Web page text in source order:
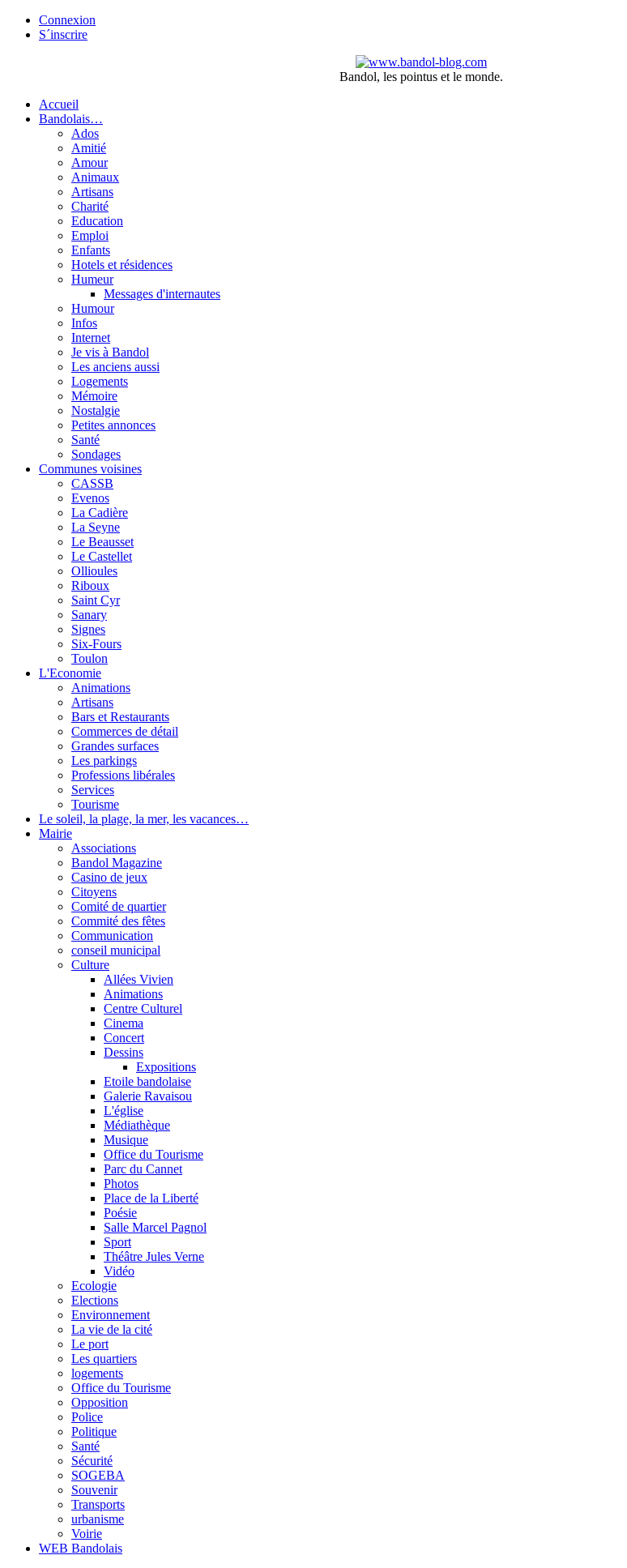
Connexion
S´inscrire
Bandol, les pointus et le monde.
Accueil
Bandolais…
Ados
Amitié
Amour
Animaux
Artisans
Charité
Education
Emploi
Enfants
Hotels et résidences
Humeur
Messages d'internautes
Humour
Infos
Internet
Je vis à Bandol
Les anciens aussi
Logements
Mémoire
Nostalgie
Petites annonces
Santé
Sondages
Communes voisines
CASSB
Evenos
La Cadière
La Seyne
Le Beausset
Le Castellet
Ollioules
Riboux
Saint Cyr
Sanary
Signes
Six-Fours
Toulon
L'Economie
Animations
Artisans
Bars et Restaurants
Commerces de détail
Grandes surfaces
Les parkings
Professions libérales
Services
Tourisme
Le soleil, la plage, la mer, les vacances…
Mairie
Associations
Bandol Magazine
Casino de jeux
Citoyens
Comité de quartier
Commité des fêtes
Communication
conseil municipal
Culture
Allées Vivien
Animations
Centre Culturel
Cinema
Concert
Dessins
Expositions
Etoile bandolaise
Galerie Ravaisou
L'église
Médiathèque
Musique
Office du Tourisme
Parc du Cannet
Photos
Place de la Liberté
Poésie
Salle Marcel Pagnol
Sport
Théâtre Jules Verne
Vidéo
Ecologie
Elections
Environnement
La vie de la cité
Le port
Les quartiers
logements
Office du Tourisme
Opposition
Police
Politique
Santé
Sécurité
SOGEBA
Souvenir
Transports
urbanisme
Voirie
WEB Bandolais